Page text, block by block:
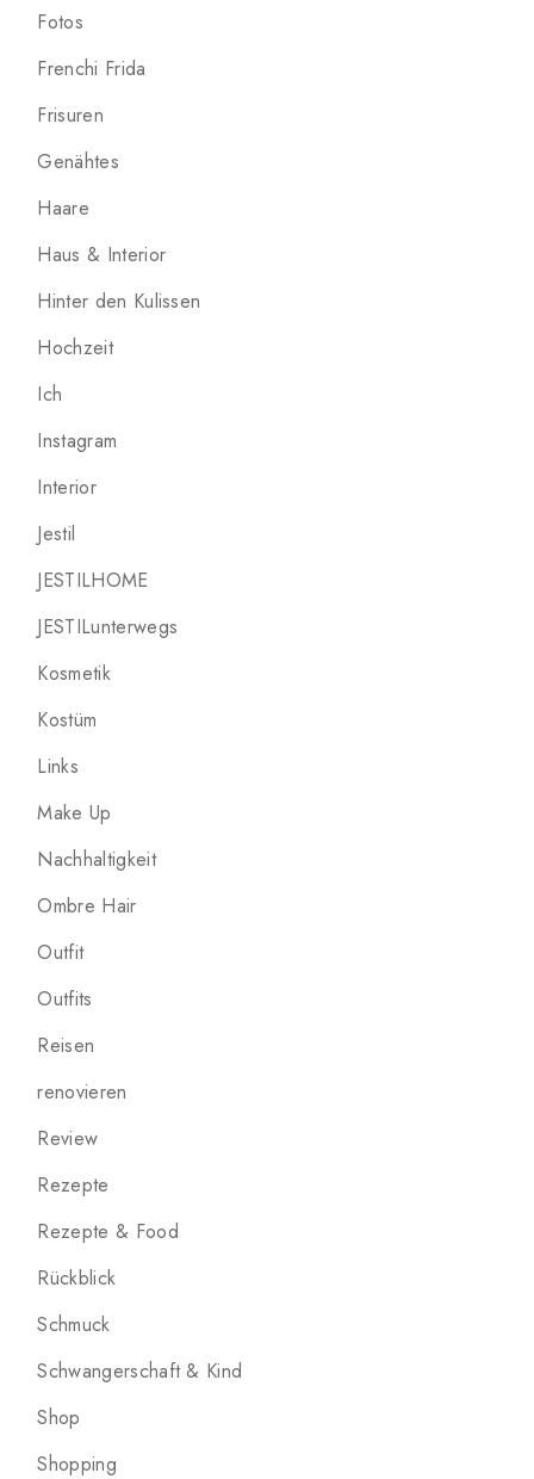
Fotos
Frenchi Frida
Frisuren
Genähtes
Haare
Haus & Interior
Hinter den Kulissen
Hochzeit
Ich
Instagram
Interior
Jestil
JESTILHOME
JESTILunterwegs
Kosmetik
Kostüm
Links
Make Up
Nachhaltigkeit
Ombre Hair
Outfit
Outfits
Reisen
renovieren
Review
Rezepte
Rezepte & Food
Rückblick
Schmuck
Schwangerschaft & Kind
Shop
Shopping